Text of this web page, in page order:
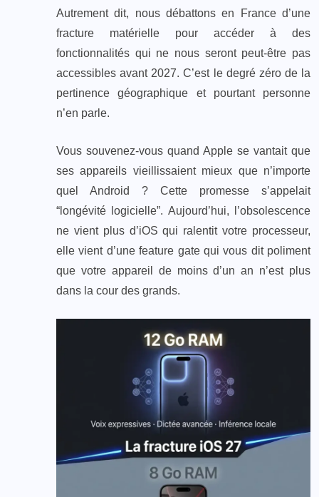
Autrement dit, nous débattons en France d’une
fracture matérielle pour accéder à des
fonctionnalités qui ne nous seront peut-être pas
accessibles avant 2027. C’est le degré zéro de la
pertinence géographique et pourtant personne
n’en parle.
Vous souvenez-vous quand Apple se vantait que
ses appareils vieillissaient mieux que n’importe
quel Android ? Cette promesse s’appelait
“longévité logicielle”. Aujourd’hui, l’obsolescence
ne vient plus d’iOS qui ralentit votre processeur,
elle vient d’une feature gate qui vous dit poliment
que votre appareil de moins d’un an n’est plus
dans la cour des grands.